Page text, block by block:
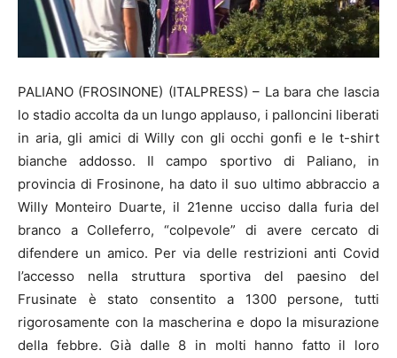
PALIANO (FROSINONE) (ITALPRESS) – La bara che lascia
lo stadio accolta da un lungo applauso, i palloncini liberati
in aria, gli amici di Willy con gli occhi gonfi e le t-shirt
bianche addosso. Il campo sportivo di Paliano, in
provincia di Frosinone, ha dato il suo ultimo abbraccio a
Willy Monteiro Duarte, il 21enne ucciso dalla furia del
branco a Colleferro, “colpevole” di avere cercato di
difendere un amico. Per via delle restrizioni anti Covid
l’accesso nella struttura sportiva del paesino del
Frusinate è stato consentito a 1300 persone, tutti
rigorosamente con la mascherina e dopo la misurazione
della febbre. Già dalle 8 in molti hanno fatto il loro